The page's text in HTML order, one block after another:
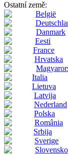
Ostatní země:
België
Danmark
Eesti
France
Hrvatska
Italia
Lietuva
Latvija
Nederland
Polska
România
Srbija
Sverige
Slovensko